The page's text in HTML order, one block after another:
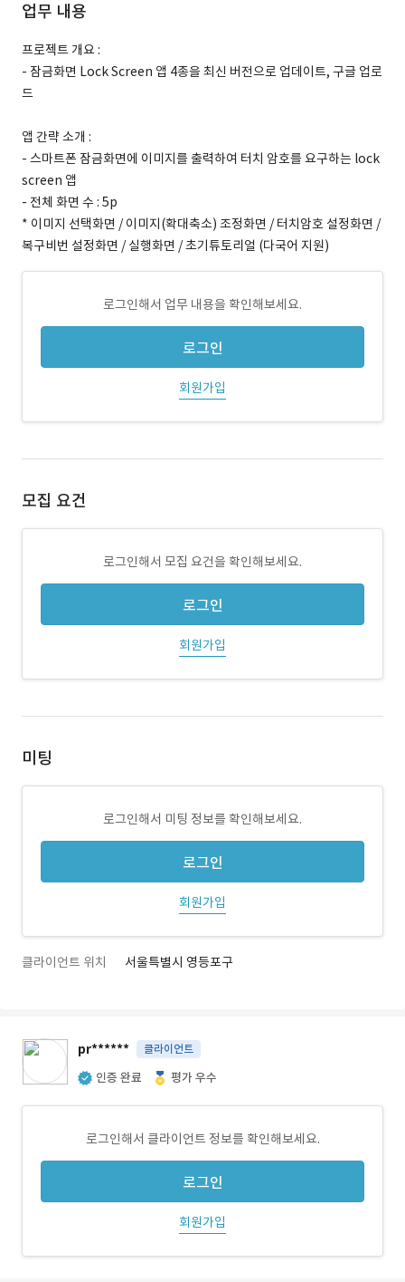
업무 내용
프로젝트 개요 :
- 잠금화면 Lock Screen 앱 4종을 최신 버전으로 업데이트, 구글 업로
드
앱 간략 소개 :
- 스마트폰 잠금화면에 이미지를 출력하여 터치 암호를 요구하는 lock
screen 앱
- 전체 화면 수 : 5p
* 이미지 선택화면 / 이미지(확대축소) 조정화면 / 터치암호 설정화면 /
복구비번 설정화면 / 실행화면 / 초기튜토리얼 (다국어 지원)
로그인해서 업무 내용을 확인해보세요.
로그인
회원가입
모집 요건
로그인해서 모집 요건을 확인해보세요.
로그인
회원가입
미팅
로그인해서 미팅 정보를 확인해보세요.
로그인
회원가입
클라이언트 위치 서울특별시 영등포구
pr****** 클라이언트
인증 완료 평가 우수
로그인해서 클라이언트 정보를 확인해보세요.
로그인
회원가입